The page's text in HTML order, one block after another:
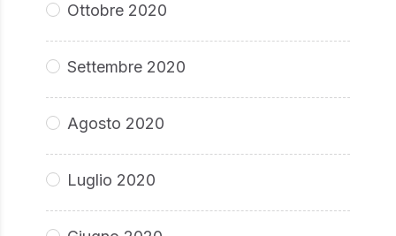
Ottobre 2020
Settembre 2020
Agosto 2020
Luglio 2020